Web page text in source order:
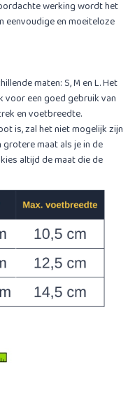
werking wordt het
eenvoudige en moeiteloze
maten: S, M en L. Het
voor een goed gebruik van
en voetbreedte.
is, zal het niet mogelijk zijn
grotere maat als je in de
altijd de maat die de